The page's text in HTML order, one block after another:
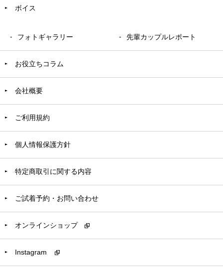
ボイス
フォトギャラリー 先輩カップルレポート
お役立ちコラム
会社概要
ご利用規約
個人情報保護方針
特定商取引に関する内容
ご試着予約・お問い合わせ
オンラインショップ
Instagram